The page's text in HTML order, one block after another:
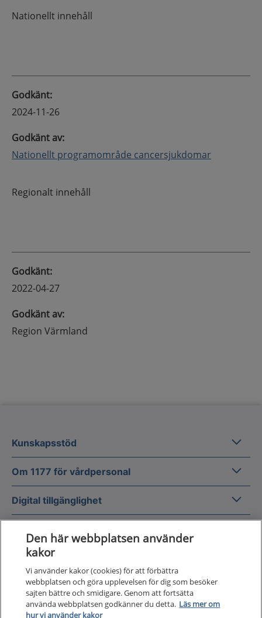
Nationellt innehåll
Godkänt:
2024-11-26
Godkänt av:
Nationellt programområde cancersjukdomar
Regionalt innehåll
Godkänt:
2022-04-27
Godkänt av:
Region Värmland
Kunskapsstöd
Om 1177 för vårdpersonal Om
Digital tillgänglighet Digital
Till startsidan för 1177 för
för vårdpersonal
1177 för vårdpersonal samlar information
Den här webbplatsen använder
kakor
Vi använder kakor (cookies) för att förbättra
webbplatsen och göra upplevelsen för dig som besöker
sajten bättre och smidigare. Genom att fortsätta
använda webbplatsen godkänner du detta. Läs mer om
hur vi använder kakor